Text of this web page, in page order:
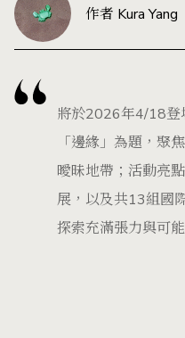
作者 Kura Yang
將於2026年4/18登
「邊緣」為題，聚
曖昧地帶；活動亮
展，以及共13組國
探索充滿張力與可